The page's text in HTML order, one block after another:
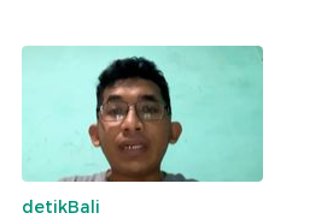
detikBali